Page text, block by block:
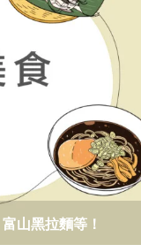
山黑拉麵等！